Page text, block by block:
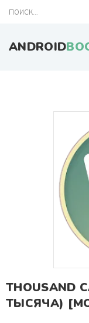
ANDROID
THOUSAND
ТЫСЯЧА)